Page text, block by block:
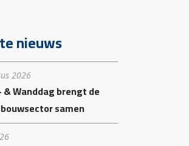
nieuws
2026
Wanddag brengt de
samen